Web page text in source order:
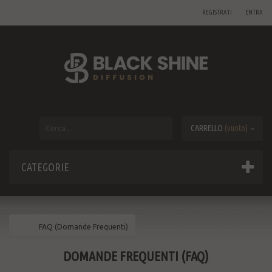
ENTRA
REGISTRATI
CARRELLO (vuoto)
CATEGORIE
FAQ (Domande Frequenti)
DOMANDE FREQUENTI (FAQ)